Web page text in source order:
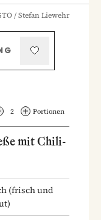
/ Stefan Liewehr
2 Portionen
mit Chili-
(frisch und